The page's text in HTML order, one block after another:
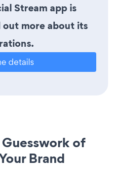
Stream app is
more about its
details
of
Brand